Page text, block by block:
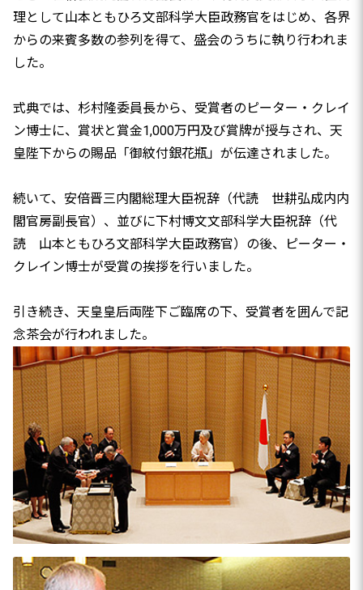
理として山本ともひろ文部科学大臣政務官をはじめ、各界
からの来賓多数の参列を得て、盛会のうちに執り行われま
した。
式典では、杉村隆委員長から、受賞者のピーター・クレイ
ン博士に、賞状と賞金1,000万円及び賞牌が授与され、天
皇陛下からの賜品「御紋付銀花瓶」が伝達されました。
続いて、安倍晋三内閣総理大臣祝辞（代読 世耕弘成内内
閣官房副長官）、並びに下村博文文部科学大臣祝辞（代
読 山本ともひろ文部科学大臣政務官）の後、ピーター・
クレイン博士が受賞の挨拶を行いました。
引き続き、天皇皇后両陛下ご臨席の下、受賞者を囲んで記
念茶会が行われました。